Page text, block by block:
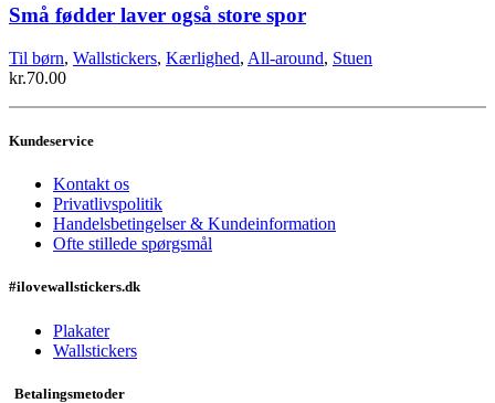
har
flere
varianter.
Mulighederne
vælges
Små fødder laver også store spor
Til børn, Wallstickers, Kærlighed, All-around, Stuen
kr.70.00
Kundeservice
Kontakt os
Privatlivspolitik
Handelsbetingelser & Kundeinformation
Ofte stillede spørgsmål
#ilovewallstickers.dk
Plakater
Wallstickers
Betalingsmetoder